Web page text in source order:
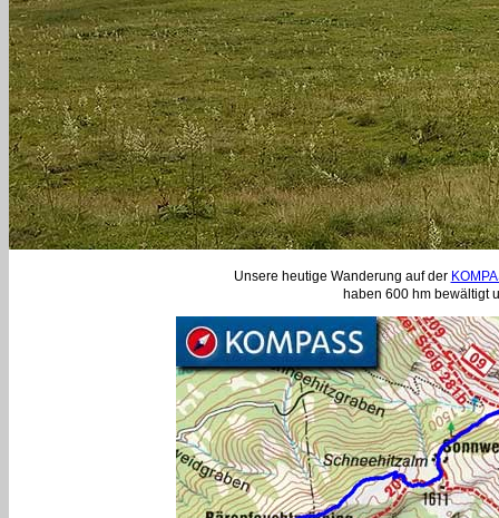
Unsere heutige Wanderung auf der
haben 600 hm bewältigt